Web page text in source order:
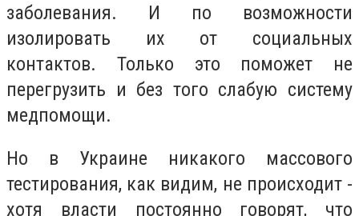
заболевания. И по возможности
изолировать их от социальных
контактов. Только это поможет не
перегрузить и без того слабую систему
медпомощи.
Но в Украине никакого массового
тестирования, как видим, не происходит -
хотя власти постоянно говорят, что